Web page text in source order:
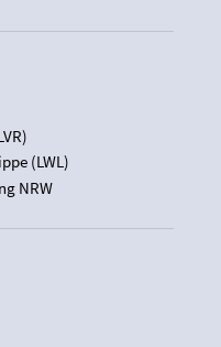
(LWL)
NRW